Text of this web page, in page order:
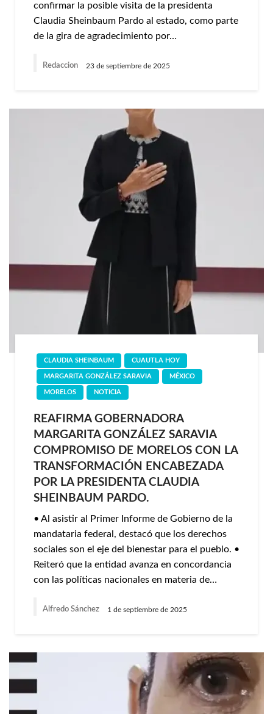
confirmar la posible visita de la presidenta
Claudia Sheinbaum Pardo al estado, como parte
de la gira de agradecimiento por…
Redaccion 23 de septiembre de 2025
CLAUDIA SHEINBAUM CUAUTLA HOY
MARGARITA GONZÁLEZ SARAVIA MÉXICO
MORELOS NOTICIA
REAFIRMA GOBERNADORA
MARGARITA GONZÁLEZ SARAVIA
COMPROMISO DE MORELOS CON LA
TRANSFORMACIÓN ENCABEZADA
POR LA PRESIDENTA CLAUDIA
SHEINBAUM PARDO.
• Al asistir al Primer Informe de Gobierno de la
mandataria federal, destacó que los derechos
sociales son el eje del bienestar para el pueblo. •
Reiteró que la entidad avanza en concordancia
con las políticas nacionales en materia de…
Alfredo Sánchez 1 de septiembre de 2025